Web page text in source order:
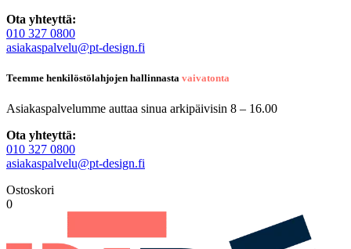
Ota yhteyttä:
010 327 0800
asiakaspalvelu@pt-design.fi
Teemme henkilöstölahjojen hallinnasta vaivatonta
Asiakaspalvelumme auttaa sinua arkipäivisin 8 – 16.00
Ota yhteyttä:
010 327 0800
asiakaspalvelu@pt-design.fi
Ostoskori
0